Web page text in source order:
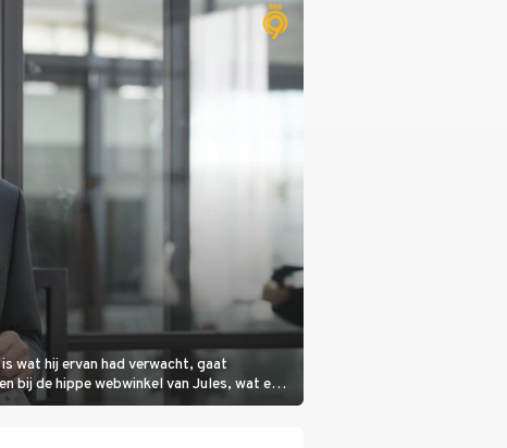
wat hij ervan had verwacht, gaat
bij de hippe webwinkel van Jules, wat een